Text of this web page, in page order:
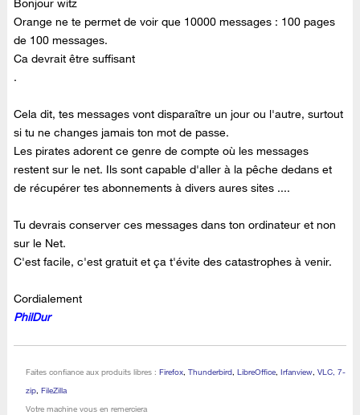
Bonjour witz
Orange ne te permet de voir que 10000 messages : 100 pages
de 100 messages.
Ca devrait être suffisant
.
Cela dit, tes messages vont disparaître un jour ou l'autre, surtout
si tu ne changes jamais ton mot de passe.
Les pirates adorent ce genre de compte où les messages
restent sur le net. Ils sont capable d'aller à la pêche dedans et
de récupérer tes abonnements à divers aures sites ....
Tu devrais conserver ces messages dans ton ordinateur et non
sur le Net.
C'est facile, c'est gratuit et ça t'évite des catastrophes à venir.
Cordialement
PhilDur
Faites confiance aux produits libres : Firefox,Thunderbird,LibreOffice,Irfanview,VLC, 7-
zip,FileZilla
Votre machine vous en remerciera